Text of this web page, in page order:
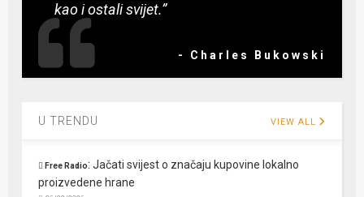
kao i ostali svijet.”
- Charles Bukowski
U TRENDU VIEW ALL
Free Radio:Jačati svijest o značaju kupovine lokalno
proizvedene hrane